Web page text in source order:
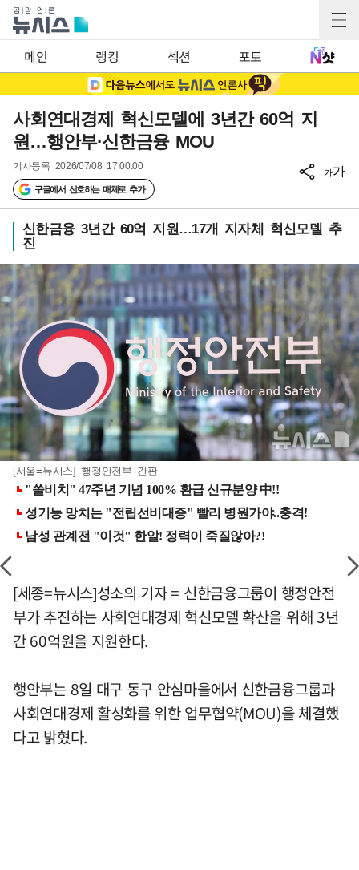
메인 랭킹 섹션 포토
사회연대경제 혁신모델에 3년간 60억 지
원…행안부·신한금융 MOU
기사등록 2026/07/08 17:00:00
구글에서 선호하는 매체로 추가
가가
신한금융 3년간 60억 지원…17개 지자체 혁신모델 추
진
[서울=뉴시스] 행정안전부 간판
[세종=뉴시스]성소의 기자 = 신한금융그룹이 행정안전
부가 추진하는 사회연대경제 혁신모델 확산을 위해 3년
간 60억원을 지원한다.
행안부는 8일 대구 동구 안심마을에서 신한금융그룹과
사회연대경제 활성화를 위한 업무협약(MOU)을 체결했
다고 밝혔다.